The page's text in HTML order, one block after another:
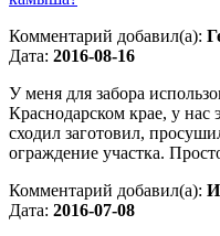
Комментарий добавил(а):
Дата: 2016-08-16
У меня для забора
Краснодарском крае, у нас
сходил заготовил,
ограждение участка.
Комментарий добавил(а):
Дата: 2016-07-08